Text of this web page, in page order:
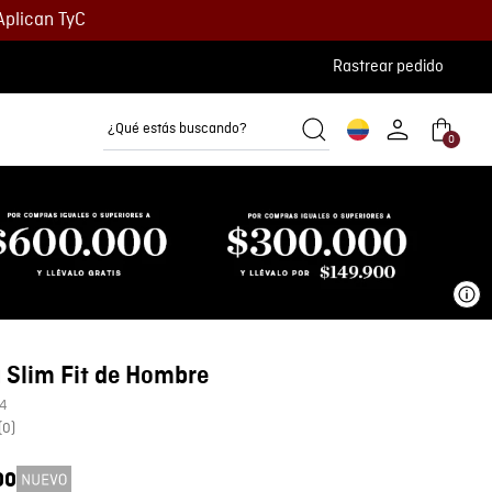
TyC
Rastrear pedido
¿Qué estás buscando?
0
Slim Fit de Hombre
(0)